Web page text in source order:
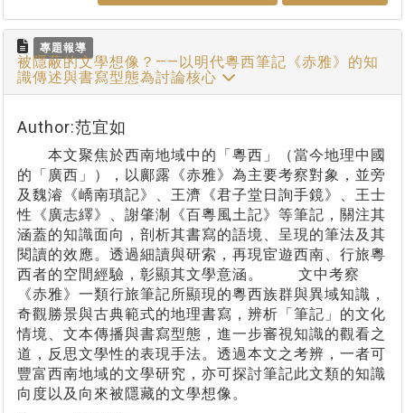
專題報導
被隱蔽的文學想像？——以明代粵西筆記《赤雅》的知
識傳述與書寫型態為討論核心
Author:范宜如
本文聚焦於西南地域中的「粵西」（當今地理中國
的「廣西」），以鄺露《赤雅》為主要考察對象，並旁
及魏濬《嶠南瑣記》、王濟《君子堂日詢手鏡》、王士
性《廣志繹》、謝肇淛《百粵風土記》等筆記，關注其
涵蓋的知識面向，剖析其書寫的語境、呈現的筆法及其
閱讀的效應。透過細讀與研索，再現宦遊西南、行旅粵
西者的空間經驗，彰顯其文學意涵。 文中考察
《赤雅》一類行旅筆記所顯現的粵西族群與異域知識，
奇觀勝景與古典範式的地理書寫，辨析「筆記」的文化
情境、文本傳播與書寫型態，進一步審視知識的觀看之
道，反思文學性的表現手法。透過本文之考辨，一者可
豐富西南地域的文學研究，亦可探討筆記此文類的知識
向度以及向來被隱藏的文學想像。